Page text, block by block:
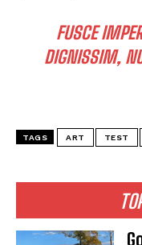
FUSCE
DIGNISSIM,
TAGS ART TEST